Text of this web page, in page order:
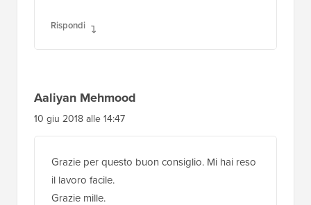
Rispondi
tuấn
10 ott 2018 alle 22:48
Quel codice può aggiungere contenuto prima
o dopo il contenuto dell'amministratore?